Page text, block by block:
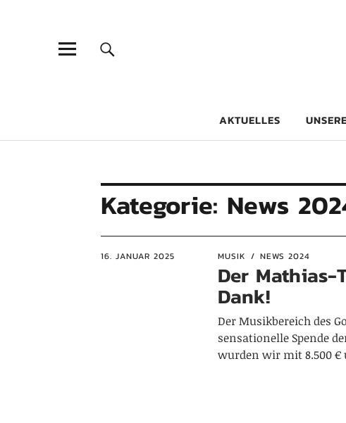
Goethe-
AKTUELLES
Kategorie: News
16. JANUAR 2025 MUSIK NEWS 2024
Der Mathias-
Dank!
Der Musikbereich des
sensationelle Spende
wurden wir mit 8.500